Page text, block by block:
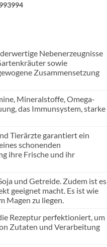
Nebenerzeugnisse
sowie
Zusammensetzung
Mineralstoffe, Omega-
das Immunsystem, starke
Tierärzte garantiert ein
schonenden
ihre Frische und ihr
und Getreide. Zudem ist es
geeignet macht. Es ist wie
Magen zu liegen.
Rezeptur perfektioniert, um
Zutaten und Verarbeitung